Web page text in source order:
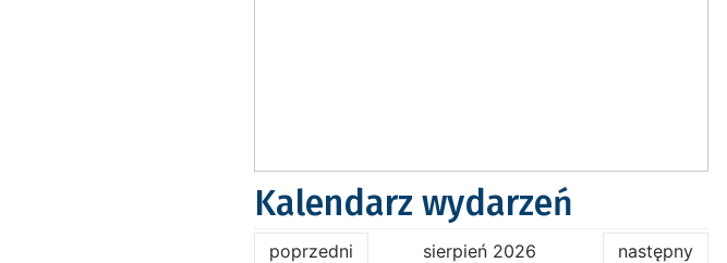
Kalendarz wydarzeń
poprzedni sierpień 2026 następny